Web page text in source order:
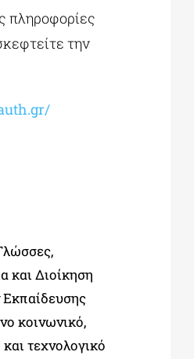
πληροφορίες
την
και Διοίκηση
κοινωνικό,
τεχνολογικό